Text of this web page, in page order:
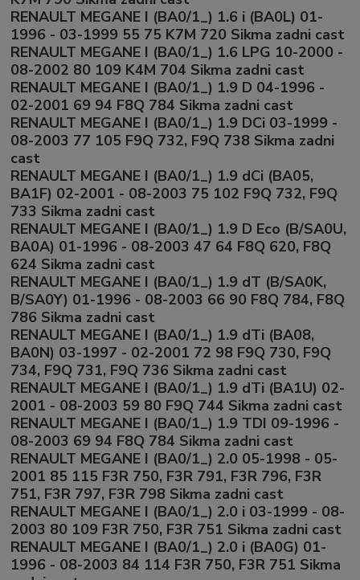
RENAULT MEGANE I (BA0/1_) 1.6 i (BA0L) 01-
1996 - 03-1999 55 75 K7M 720 Sikma zadni cast
RENAULT MEGANE I (BA0/1_) 1.6 LPG 10-2000 -
08-2002 80 109 K4M 704 Sikma zadni cast
RENAULT MEGANE I (BA0/1_) 1.9 D 04-1996 -
02-2001 69 94 F8Q 784 Sikma zadni cast
RENAULT MEGANE I (BA0/1_) 1.9 DCi 03-1999 -
08-2003 77 105 F9Q 732, F9Q 738 Sikma zadni
cast
RENAULT MEGANE I (BA0/1_) 1.9 dCi (BA05,
BA1F) 02-2001 - 08-2003 75 102 F9Q 732, F9Q
733 Sikma zadni cast
RENAULT MEGANE I (BA0/1_) 1.9 D Eco (B/SA0U,
BA0A) 01-1996 - 08-2003 47 64 F8Q 620, F8Q
624 Sikma zadni cast
RENAULT MEGANE I (BA0/1_) 1.9 dT (B/SA0K,
B/SA0Y) 01-1996 - 08-2003 66 90 F8Q 784, F8Q
786 Sikma zadni cast
RENAULT MEGANE I (BA0/1_) 1.9 dTi (BA08,
BA0N) 03-1997 - 02-2001 72 98 F9Q 730, F9Q
734, F9Q 731, F9Q 736 Sikma zadni cast
RENAULT MEGANE I (BA0/1_) 1.9 dTi (BA1U) 02-
2001 - 08-2003 59 80 F9Q 744 Sikma zadni cast
RENAULT MEGANE I (BA0/1_) 1.9 TDI 09-1996 -
08-2003 69 94 F8Q 784 Sikma zadni cast
RENAULT MEGANE I (BA0/1_) 2.0 05-1998 - 05-
2001 85 115 F3R 750, F3R 791, F3R 796, F3R
751, F3R 797, F3R 798 Sikma zadni cast
RENAULT MEGANE I (BA0/1_) 2.0 i 03-1999 - 08-
2003 80 109 F3R 750, F3R 751 Sikma zadni cast
RENAULT MEGANE I (BA0/1_) 2.0 i (BA0G) 01-
1996 - 08-2003 84 114 F3R 750, F3R 751 Sikma